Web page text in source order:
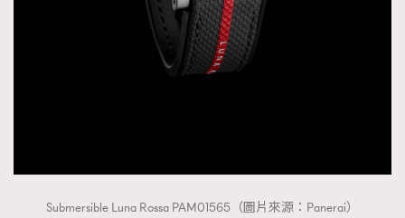
Submersible Luna Rossa PAM01565（圖片來源：Panerai）